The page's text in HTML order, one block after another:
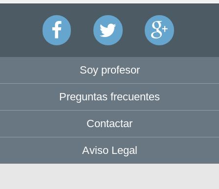
Soy profesor
Preguntas frecuentes
Contactar
Aviso Legal